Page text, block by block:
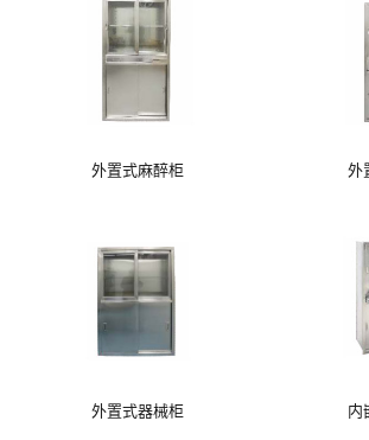
外置式麻醉柜 外
外置式器械柜 内